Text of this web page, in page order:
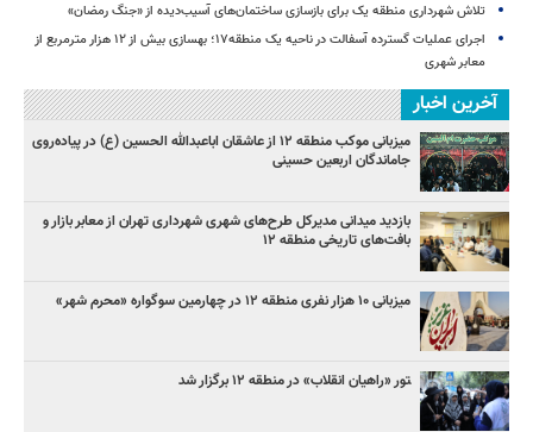
تلاش شهرداری منطقه یک برای بازسازی ساختمان‌های آسیب‌دیده از «جنگ رمضان»
اجرای عملیات گسترده آسفالت در ناحیه یک منطقه۱۷؛ بهسازی بیش از ۱۲ هزار مترمربع از
معابر شهری
آخرین اخبار
میزبانی موکب منطقه ۱۲ از عاشقان اباعبدالله الحسین (ع) در پیاده‌روی
جاماندگان اربعین حسینی
بازدید میدانی مدیرکل طرح‌های شهری شهرداری تهران از معابر بازار و
بافت‌های تاریخی منطقه ۱۲
میزبانی ۱۰ هزار نفری منطقه ۱۲ در چهارمین سوگواره «محرم شهر»
‍تور «راهیان انقلاب» در منطقه ۱۲ برگزار شد